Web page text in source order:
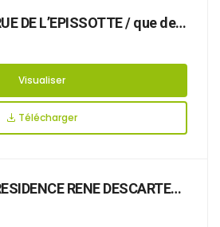
DE L’EPISSOTTE / que des
de 2 bennes rendent
la réglementation
et de la
la sécurité des
RUE DE L’EPISSOTTE,
Visualiser
Télécharger
RENE DESCARTES
COMTE / que la